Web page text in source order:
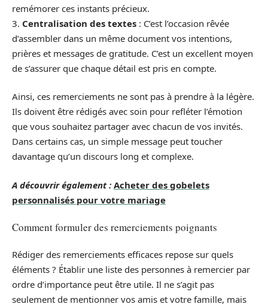
remémorer ces instants précieux.
3. Centralisation des textes : C’est l’occasion rêvée
d’assembler dans un même document vos intentions,
prières et messages de gratitude. C’est un excellent moyen
de s’assurer que chaque détail est pris en compte.
Ainsi, ces remerciements ne sont pas à prendre à la légère.
Ils doivent être rédigés avec soin pour refléter l’émotion
que vous souhaitez partager avec chacun de vos invités.
Dans certains cas, un simple message peut toucher
davantage qu’un discours long et complexe.
A découvrir également : Acheter des gobelets
personnalisés pour votre mariage
Comment formuler des remerciements poignants
Rédiger des remerciements efficaces repose sur quels
éléments ? Établir une liste des personnes à remercier par
ordre d’importance peut être utile. Il ne s’agit pas
seulement de mentionner vos amis et votre famille, mais